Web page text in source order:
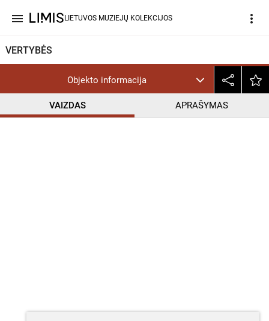
menu LIETUVOS MUZIEJŲ KOLEKCIJOS more_vert
VERTYBĖS
Objekto informacija
VAIZDAS APRAŠYMAS
help_outline